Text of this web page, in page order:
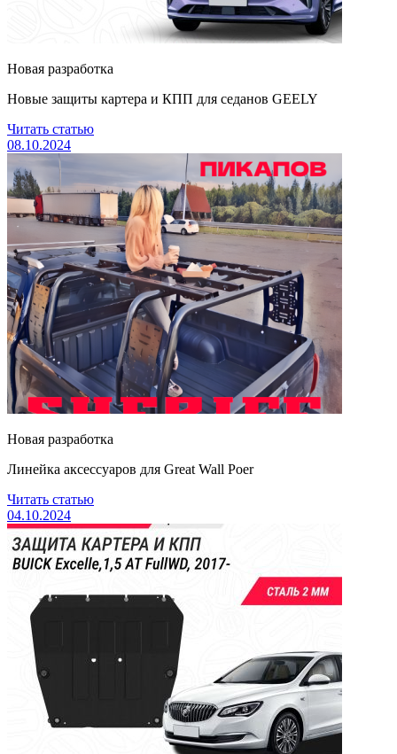
Новая разработка
Новые защиты картера и КПП для седанов GEELY
Читать статью
08.10.2024
Новая разработка
Линейка аксессуаров для Great Wall Poer
Читать статью
04.10.2024